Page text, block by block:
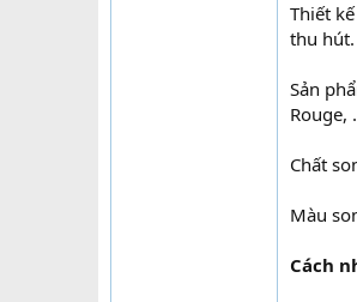
Thiết
thu hút.
Sản
Rouge,
Chất
Màu
Cách